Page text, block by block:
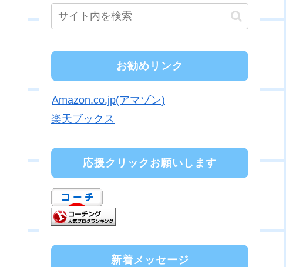
お勧めリンク
Amazon.co.jp(アマゾン)
楽天ブックス
応援クリックお願いします
新着メッセージ